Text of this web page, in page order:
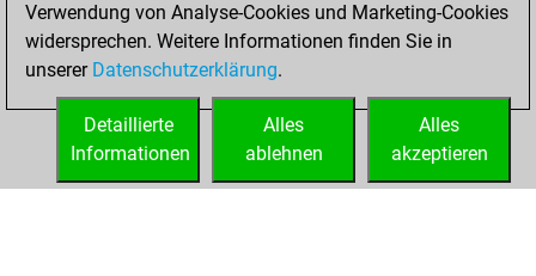
You achieved a
new Elo of 1598
You created
your Fritz account
Verwendung von Analyse-Cookies und Marketing-Cookies
widersprechen. Weitere Informationen finden Sie in
unserer Datenschutzerklärung.
Alles
akzeptieren
Alles
ablehnen
Detaillierte
Informationen